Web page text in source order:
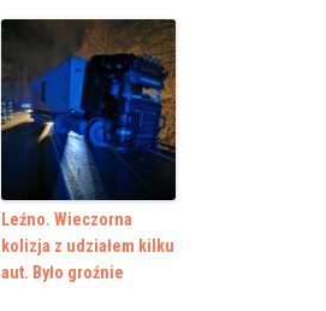
Leźno. Wieczorna
kolizja z udziałem kilku
aut. Było groźnie